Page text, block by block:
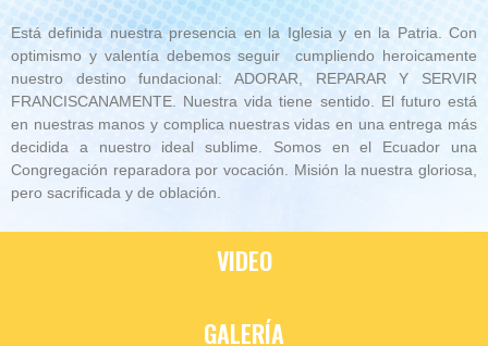
Está definida nuestra presencia en la Iglesia y en la Patria. Con
optimismo y valentía debemos seguir cumpliendo heroicamente
nuestro destino fundacional: ADORAR, REPARAR Y SERVIR
FRANCISCANAMENTE. Nuestra vida tiene sentido. El futuro está
en nuestras manos y complica nuestras vidas en una entrega más
decidida a nuestro ideal sublime. Somos en el Ecuador una
Congregación reparadora por vocación. Misión la nuestra gloriosa,
pero sacrificada y de oblación.
VIDEO
GALERÍA